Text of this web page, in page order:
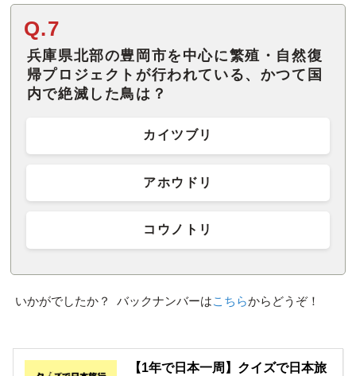
Q.7
兵庫県北部の豊岡市を中心に繁殖・自然復
帰プロジェクトが行われている、かつて国
内で絶滅した鳥は？
カイツブリ
アホウドリ
コウノトリ
いかがでしたか？ バックナンバーはこちらからどうぞ！
【1年で日本一周】クイズで日本旅